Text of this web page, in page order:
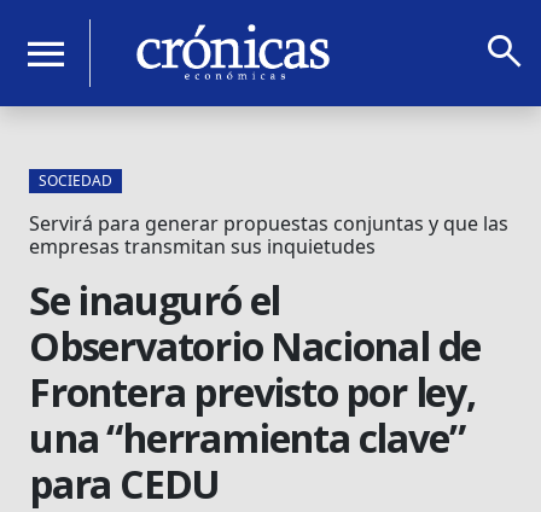
menu search
SOCIEDAD
Servirá para generar propuestas conjuntas y que las
empresas transmitan sus inquietudes
Se inauguró el
Observatorio Nacional de
Frontera previsto por ley,
una “herramienta clave”
para CEDU